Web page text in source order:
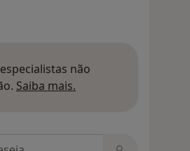
não
Saiba mais.